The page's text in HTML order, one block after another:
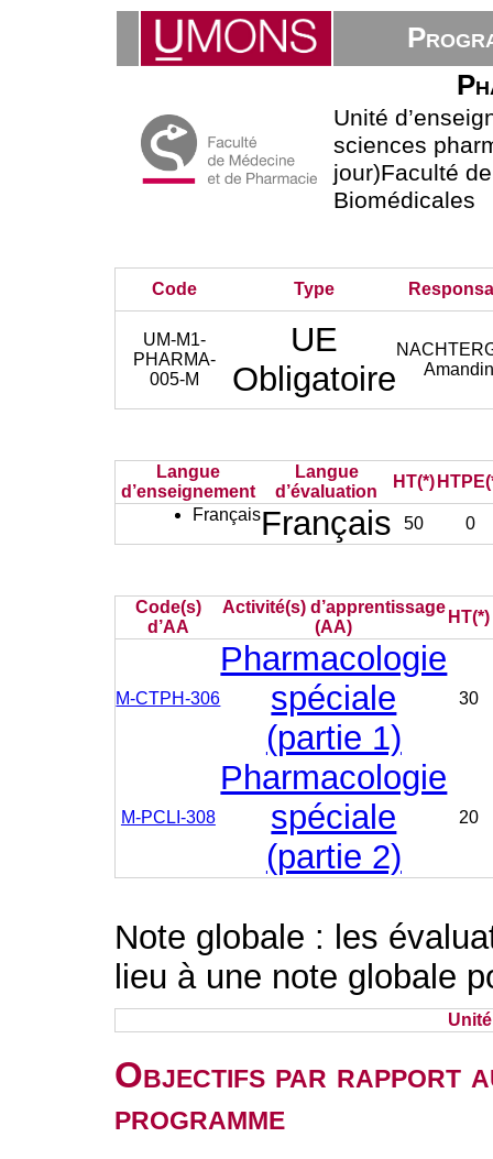
Unité
sciences
jour)Faculté
Biomédicales
Code Type
UM-M1-
PHARMA-
005-M
UE
Obligatoire
Langue
d’enseignement
Langue
d’évaluation
HT(*)
FrançaisFrançais 50 0
Code(s)
d’AA
Activité(s) d’apprentissage
(AA)
HT(*)
M-CTPH-306
Pharmacologie
spéciale
(partie 1)
30
M-PCLI-308
Pharmacologie
spéciale
(partie 2)
20
Note globale : les
lieu à une note globale
Objectifs par rapport
programme